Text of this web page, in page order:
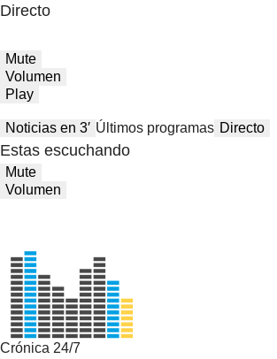
Directo
Mute
Volumen
Play
Noticias en 3′ Últimos programas Directo
Estas escuchando
Mute
Volumen
Crónica 24/7